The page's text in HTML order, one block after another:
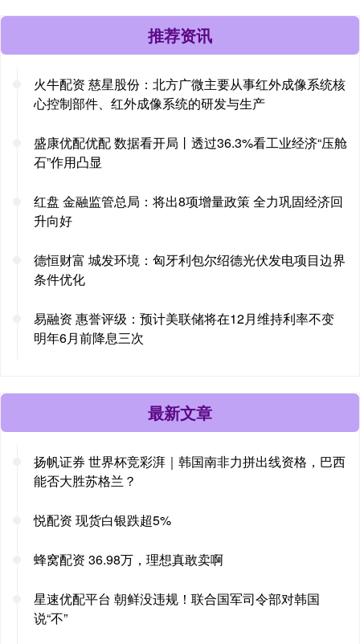
推荐资讯
火牛配资 慈星股份：北方广微主要从事红外成像系统核
心控制部件、红外成像系统的研发与生产
盛康优配优配 数据看开局丨透过36.3%看工业经济“压舱
石”作用凸显
红盘 金融监管总局：将出8项增量政策 全力巩固经济回
升向好
德恒财富 城发环境：匈牙利包尔绍德光伏发电项目边界
条件优化
易融资 惠誉评级：预计美联储将在12月维持利率不变
明年6月前降息三次
最新文章
扬帆证券 世界杯竞彩湃｜韩国南非力拼出线资格，巴西
能否大胜苏格兰？
悦配资 现货白银跌超5%
蜂窝配资 36.98万，理想真敢卖啊
星速优配平台 朝鲜没违规！联合国军司令部对韩国
说“不”